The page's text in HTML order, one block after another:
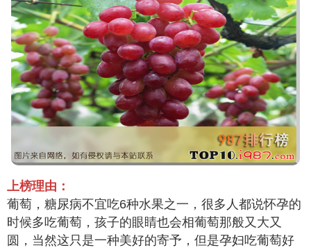
上榜理由：
葡萄，糖尿病不宜吃6种水果之一，很多人都说怀孕的
时候多吃葡萄，孩子的眼睛也会相葡萄那般又大又
圆，当然这只是一种美好的寄予，但是孕妇吃葡萄好